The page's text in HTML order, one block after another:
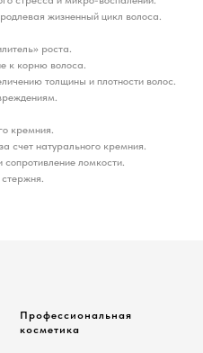
жизненный цикл волоса.
роста.
к корню волоса.
толщины и плотности волос.
кремния.
счет натурального кремния.
ломкости.
стержня.
Профессиональная
косметика